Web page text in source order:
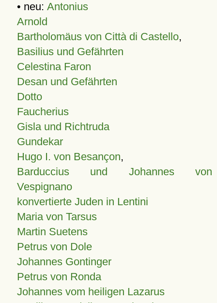
• neu: Antonius
Arnold
Bartholomäus von Città di Castello,
Basilius und Gefährten
Celestina Faron
Desan und Gefährten
Dotto
Faucherius
Gisla und Richtruda
Gundekar
Hugo I. von Besançon,
Barduccius und Johannes von
Vespignano
konvertierte Juden in Lentini
Maria von Tarsus
Martin Suetens
Petrus von Dole
Johannes Gontinger
Petrus von Ronda
Johannes vom heiligen Lazarus